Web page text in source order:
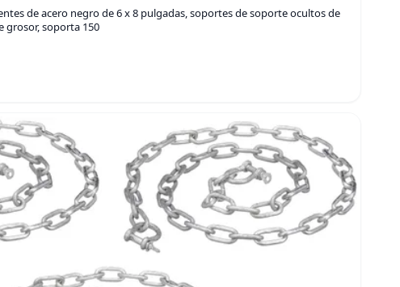
de acero negro de 6 x 8 pulgadas, soportes de soporte ocultos de
grosor, soporta 150